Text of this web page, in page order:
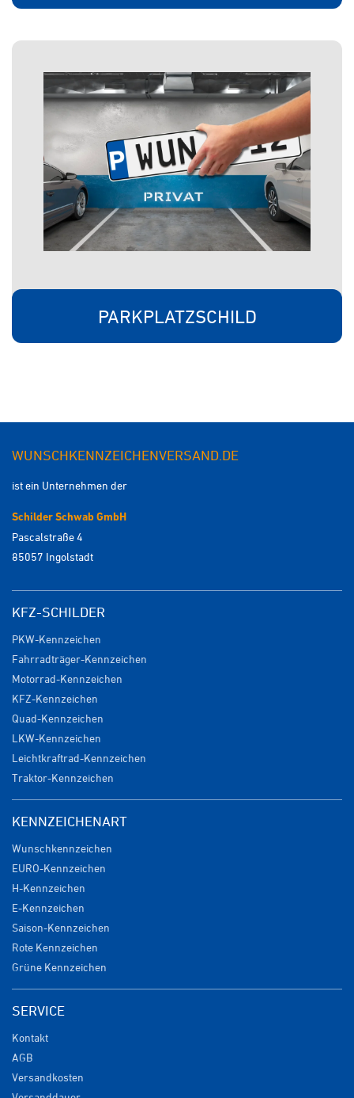
PARKPLATZSCHILD
WUNSCHKENNZEICHENVERSAND.DE
ist ein Unternehmen der
Schilder Schwab GmbH
Pascalstraße 4
85057 Ingolstadt
KFZ-SCHILDER
PKW-Kennzeichen
Fahrradträger-Kennzeichen
Motorrad-Kennzeichen
KFZ-Kennzeichen
Quad-Kennzeichen
LKW-Kennzeichen
Leichtkraftrad-Kennzeichen
Traktor-Kennzeichen
KENNZEICHENART
Wunschkennzeichen
EURO-Kennzeichen
H-Kennzeichen
E-Kennzeichen
Saison-Kennzeichen
Rote Kennzeichen
Grüne Kennzeichen
SERVICE
Kontakt
AGB
Versandkosten